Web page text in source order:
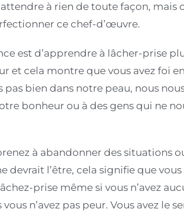
à rien de toute façon, mais
ce chef-d’œuvre.
est d’apprendre à lâcher-prise
et cela montre que vous avez foi
pas bien dans notre peau, nous
bonheur ou à des gens qui ne
à abandonner des situations
devrait l’être, cela signifie que
prise même si vous n’avez
n’avez pas peur. Vous avez le